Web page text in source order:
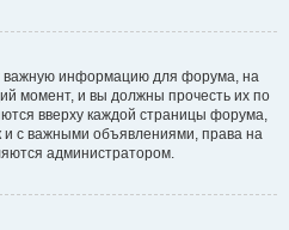
важную информацию для форума, на
момент, и вы должны прочесть их по
вверху каждой страницы форума,
и с важными объявлениями, права на
администратором.